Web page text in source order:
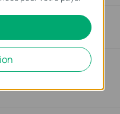
routeur TP-Link
la vitesse sur les